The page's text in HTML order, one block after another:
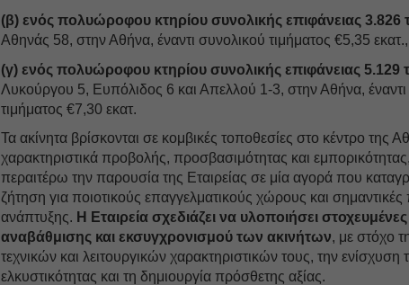
(β) ενός πολυώροφου κτηρίου συνολικής επιφάνειας 3.826
Αθηνάς 58, στην Αθήνα, έναντι συνολικού τιμήματος €5,35 εκατ.,
(γ) ενός πολυώροφου κτηρίου συνολικής επιφάνειας 5.129
Λυκούργου 5, Ευπόλιδος 6 και Απελλού 1-3, στην Αθήνα, έναντι
τιμήματος €7,30 εκατ.
Τα ακίνητα βρίσκονται σε κομβικές τοποθεσίες στο κέντρο της
χαρακτηριστικά προβολής, προσβασιμότητας και
περαιτέρω την παρουσία της Εταιρείας σε μία αγορά που
ζήτηση για ποιοτικούς επαγγελματικούς χώρους και σημαντικές
ανάπτυξης. Η Εταιρεία σχεδιάζει να υλοποιήσει
αναβάθμισης και εκσυγχρονισμού των ακινήτων, με στόχο
τεχνικών και λειτουργικών χαρακτηριστικών τους, την ενίσχυση
ελκυστικότητας και τη δημιουργία πρόσθετης αξίας.